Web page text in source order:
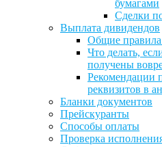
бумагами
Сделки
Выплата дивидендов
Общие
Что делать,
получены
Рекомендации
реквизитов в
Бланки документов
Прейскуранты
Способы оплаты
Проверка